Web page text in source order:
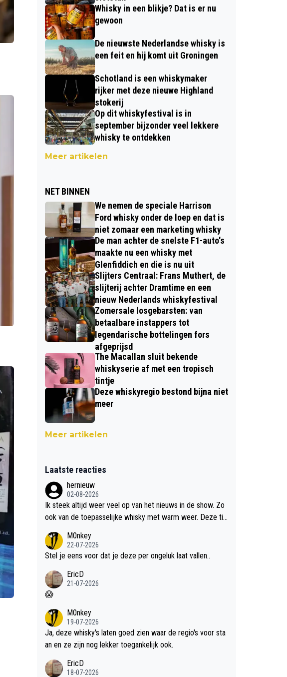
Whisky in een blikje? Dat is er nu
gewoon
De nieuwste Nederlandse whisky is
een feit en hij komt uit Groningen
Schotland is een whiskymaker
rijker met deze nieuwe Highland
stokerij
Op dit whiskyfestival is in
september bijzonder veel lekkere
whisky te ontdekken
Meer artikelen
NET BINNEN
We nemen de speciale Harrison
Ford whisky onder de loep en dat is
niet zomaar een marketing whisky
De man achter de snelste F1-auto's
maakte nu een whisky met
Glenfiddich en die is nu uit
Slijters Centraal: Frans Muthert, de
slijterij achter Dramtime en een
nieuw Nederlands whiskyfestival
Zomersale losgebarsten: van
betaalbare instappers tot
legendarische bottelingen fors
afgeprijsd
The Macallan sluit bekende
whiskyserie af met een tropisch
tintje
Deze whiskyregio bestond bijna niet
meer
Meer artikelen
Laatste reacties
hernieuw
02-08-2026
Ik steek altijd weer veel op van het nieuws in de show. Zo
ook van de toepasselijke whisky met warm weer. Deze tip
M0nkey
22-07-2026
Stel je eens voor dat je deze per ongeluk laat vallen..
EricD
21-07-2026
😱
M0nkey
19-07-2026
Ja, deze whisky's laten goed zien waar de regio's voor sta
an en ze zijn nog lekker toegankelijk ook.
EricD
18-07-2026